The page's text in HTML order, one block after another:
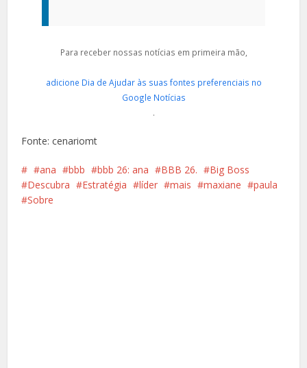
Para receber nossas notícias em primeira mão,
adicione Dia de Ajudar às suas fontes preferenciais no
Google Notícias
.
Fonte: cenariomt
ana bbb bbb 26: ana BBB 26.
Big Boss
Descubra
Estratégia líder mais maxiane
paula
Sobre